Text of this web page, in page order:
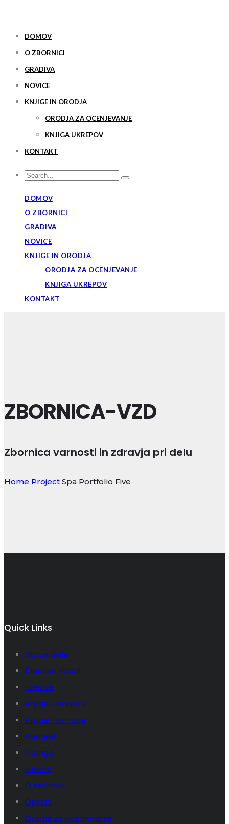
DOMOV
O ZBORNICI
GRADIVA
NOVICE
KNJIGE IN ORODJA
ORODJA ZA OCENJEVANJE
KNJIGA UKREPOV
KONTAKT
DOMOV
O ZBORNICI
GRADIVA
NOVICE
KNJIGE IN ORODJA
ORODJA ZA OCENJEVANJE
KNJIGA UKREPOV
KONTAKT
ZBORNICA-VZD
Zbornica varnosti in zdravja pri delu
Home Project Spa Portfolio Five
Quick Links
Borza dela
Članske strani
Gradiva
Knjiga ukrepov
Knjige in orodja
Kontakt
Naloge
Novice
O zbornici
Organi
Orodja za ocenjevanje